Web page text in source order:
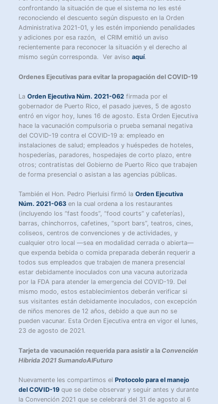
confrontando la situación de que el sistema no les esté
reconociendo el descuento según dispuesto en la Orden
Administrativa 2021-01, y les estén imponiendo penalidades
y adiciones por esa razón, el CRIM emitió un aviso
recientemente para reconocer la situación y el derecho al
mismo según corresponda. Ver avisoaquí.
Ordenes Ejecutivas para evitar la propagación del COVID-19
LaOrden Ejecutiva Núm. 2021-062 firmada por el
gobernador de Puerto Rico, el pasado jueves, 5 de agosto
entró en vigor hoy, lunes 16 de agosto. Esta Orden Ejecutiva
hace la vacunación compulsoria o prueba semanal negativa
del COVID-19 contra el COVID-19 a: empleado en
instalaciones de salud; empleados y huéspedes de hoteles,
hospederías, paradores, hospedajes de corto plazo, entre
otros; contratistas del Gobierno de Puerto Rico que trabajen
de forma presencial o asistan a las agencias públicas.
También el Hon. Pedro Pierluisi firmó laOrden Ejecutiva
Núm. 2021-063 en la cual ordena a los restaurantes
(incluyendo los “fast foods”, “food courts” y cafeterías),
barras, chinchorros, cafetines, “sport bars”, teatros, cines,
coliseos, centros de convenciones y de actividades, y
cualquier otro local —sea en modalidad cerrada o abierta—
que expenda bebida o comida preparada deberán requerir a
todos sus empleados que trabajen de manera presencial
estar debidamente inoculados con una vacuna autorizada
por la FDA para atender la emergencia del COVID-19. Del
mismo modo, estos establecimientos deberán verificar si
sus visitantes están debidamente inoculados, con excepción
de niños menores de 12 años, debido a que aun no se
pueden vacunar. Esta Orden Ejecutiva entra en vigor el lunes,
23 de agosto de 2021.
Tarjeta de vacunación requerida para asistir a la Convención
Híbrida 2021 SumandoAlFuturo
Nuevamente les compartimos elProtocolo para el manejo
del COVID-19 que se debe observar y seguir antes y durante
la Convención 2021 que se celebrará del 31 de agosto al 6